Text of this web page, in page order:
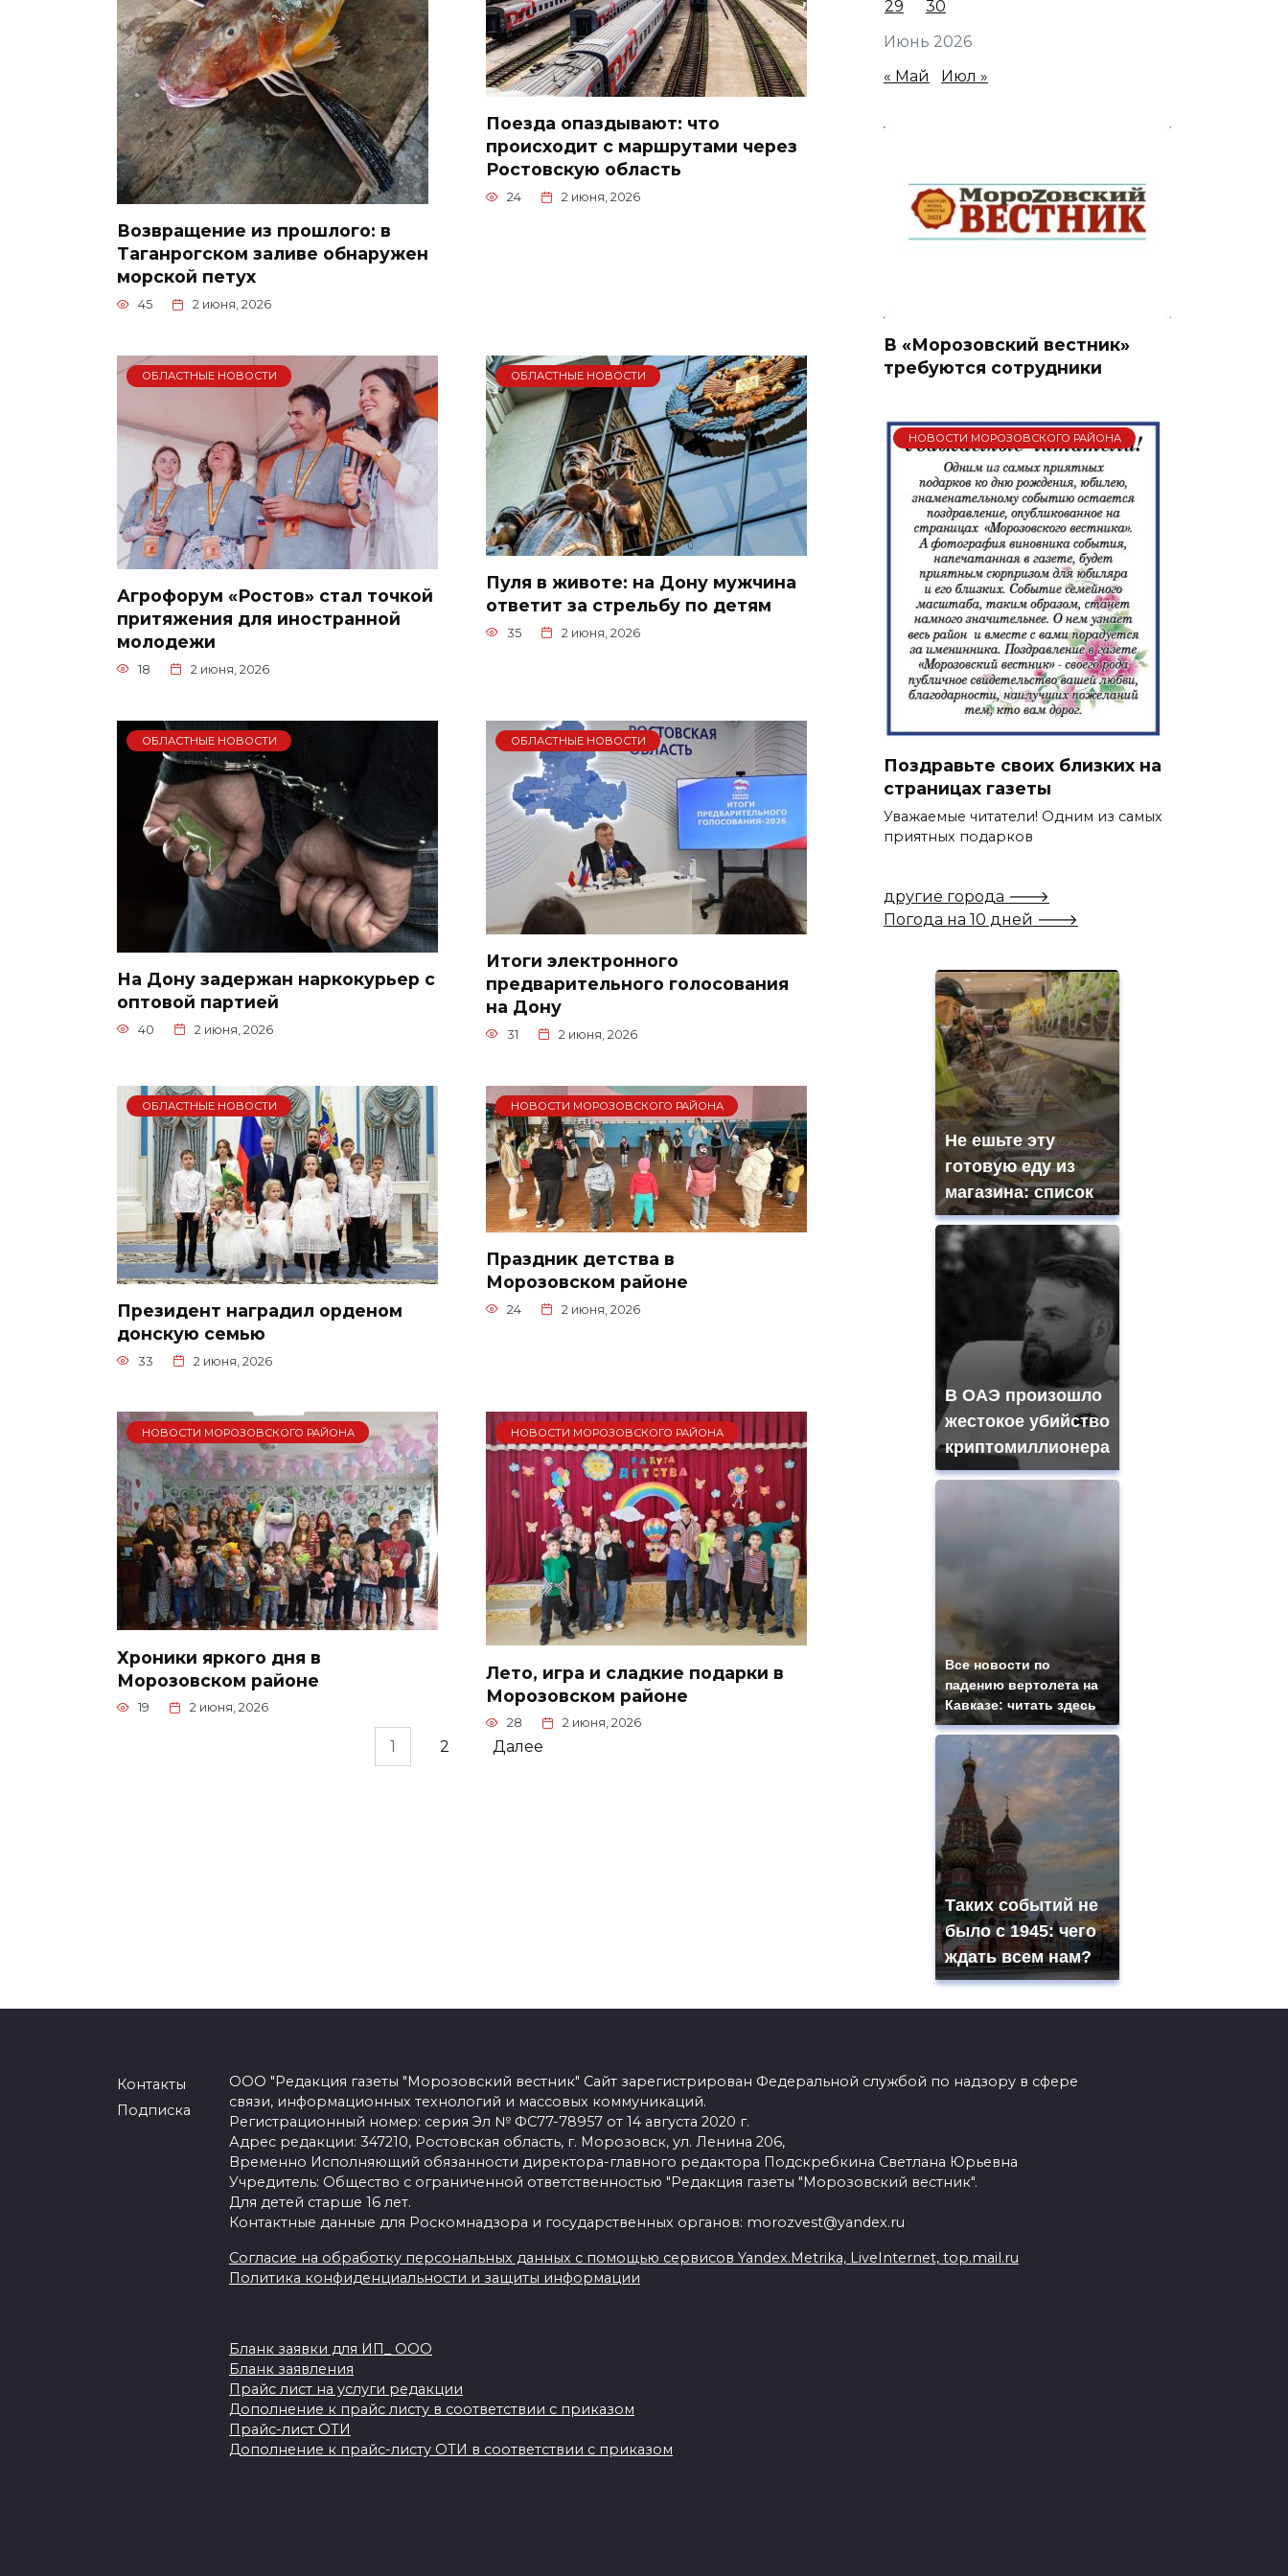
Возвращение из прошлого: в
Таганрогском заливе обнаружен
морской петух
45 2 июня, 2026
Поезда опаздывают: что
происходит с маршрутами через
Ростовскую область
24 2 июня, 2026
ОБЛАСТНЫЕ НОВОСТИ
Агрофорум «Ростов» стал точкой
притяжения для иностранной
молодежи
18 2 июня, 2026
ОБЛАСТНЫЕ НОВОСТИ
Пуля в животе: на Дону мужчина
ответит за стрельбу по детям
35 2 июня, 2026
ОБЛАСТНЫЕ НОВОСТИ
На Дону задержан наркокурьер с
оптовой партией
40 2 июня, 2026
ОБЛАСТНЫЕ НОВОСТИ
Итоги электронного
предварительного голосования
на Дону
31 2 июня, 2026
ОБЛАСТНЫЕ НОВОСТИ
Президент наградил орденом
донскую семью
33 2 июня, 2026
НОВОСТИ МОРОЗОВСКОГО РАЙОНА
Праздник детства в
Морозовском районе
24 2 июня, 2026
НОВОСТИ МОРОЗОВСКОГО РАЙОНА
Хроники яркого дня в
Морозовском районе
19 2 июня, 2026
НОВОСТИ МОРОЗОВСКОГО РАЙОНА
Лето, игра и сладкие подарки в
Морозовском районе
28 2 июня, 2026
1 2 Далее
Июнь 2026
29
30
« Май Июл »
В «Морозовский вестник»
требуются сотрудники
НОВОСТИ МОРОЗОВСКОГО РАЙОНА
Поздравьте своих близких на
страницах газеты
Уважаемые читатели! Одним из самых
приятных подарков
другие города 🡒
Погода на 10 дней 🡒
Не ешьте эту
готовую еду из
магазина: список
В ОАЭ произошло
жестокое убийство
криптомиллионера
Все новости по
падению вертолета на
Кавказе: читать здесь
Таких событий не
было с 1945: чего
ждать всем нам?
Контакты
Подписка
ООО "Редакция газеты "Морозовский вестник" Сайт зарегистрирован Федеральной службой по надзору в сфере
связи, информационных технологий и массовых коммуникаций.
Регистрационный номер: серия Эл № ФС77-78957 от 14 августа 2020 г.
Адрес редакции: 347210, Ростовская область, г. Морозовск, ул. Ленина 206,
Временно Исполняющий обязанности директора-главного редактора Подскребкина Светлана Юрьевна
Учредитель: Общество с ограниченной ответственностью "Редакция газеты "Морозовский вестник".
Для детей старше 16 лет.
Контактные данные для Роскомнадзора и государственных органов: morozvest@yandex.ru
Согласие на обработку персональных данных с помощью сервисов Yandex.Metrika, LiveInternet, top.mail.ru
Политика конфиденциальности и защиты информации
Бланк заявки для ИП_ ООО
Бланк заявления
Прайс лист на услуги редакции
Дополнение к прайс листу в соответствии с приказом
Прайс-лист ОТИ
Дополнение к прайс-листу ОТИ в соответствии с приказом